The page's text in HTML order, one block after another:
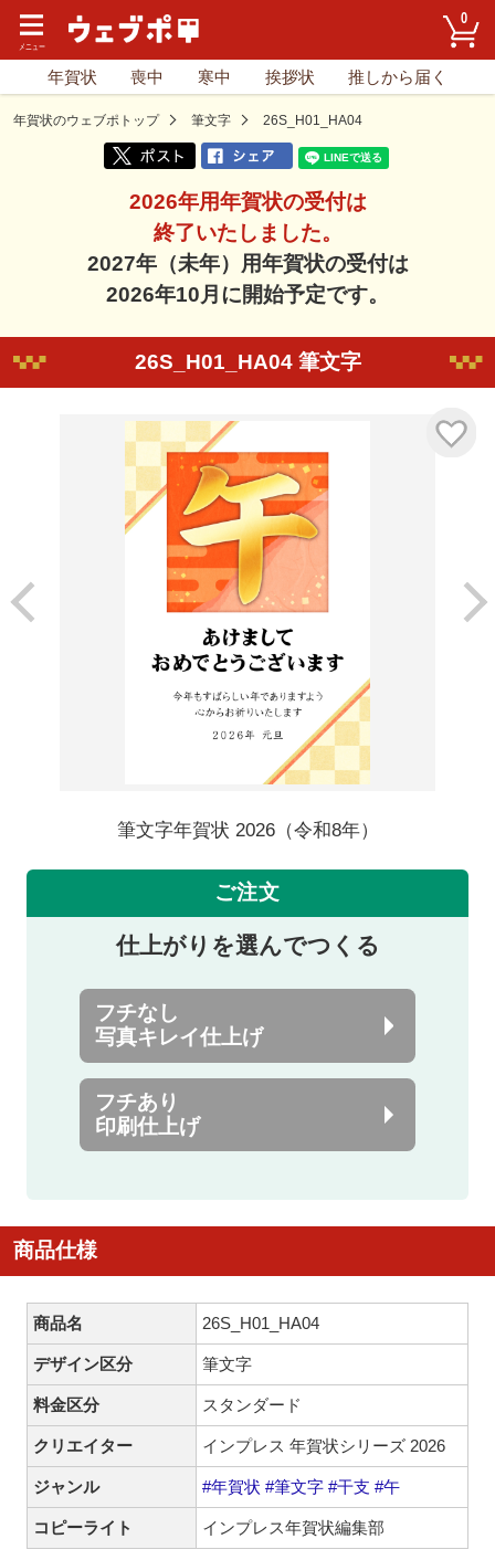
0
年賀状 喪中 寒中 挨拶状 推しから届く
年賀状のウェブポトップ 筆文字 26S_H01_HA04
2026年用年賀状の受付は
終了いたしました。
2027年（未年）用年賀状の受付は
2026年10月に開始予定です。
26S_H01_HA04 筆文字
筆文字年賀状 2026（令和8年）
ご注文
仕上がりを選んでつくる
フチなし
写真キレイ仕上げ
フチあり
印刷仕上げ
商品仕様
商品名 26S_H01_HA04
デザイン区分 筆文字
料金区分 スタンダード
クリエイター インプレス 年賀状シリーズ 2026
ジャンル #年賀状 #筆文字 #干支 #午
コピーライト インプレス年賀状編集部